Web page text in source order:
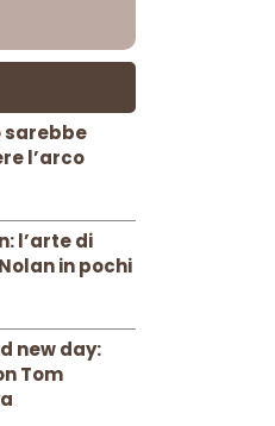
sarebbe
l’arco
l’arte di
in pochi
new day:
Tom